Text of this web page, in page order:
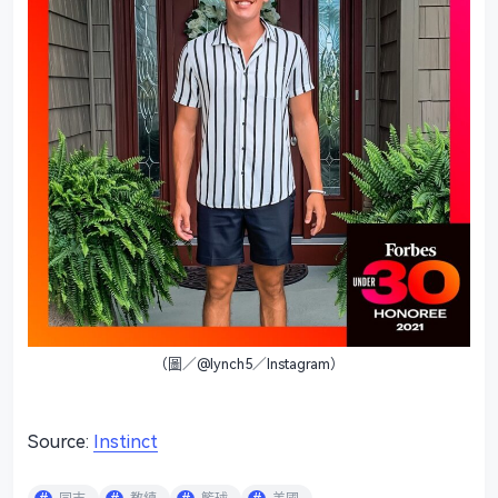
（圖／@lynch5／Instagram）
Source: Instinct